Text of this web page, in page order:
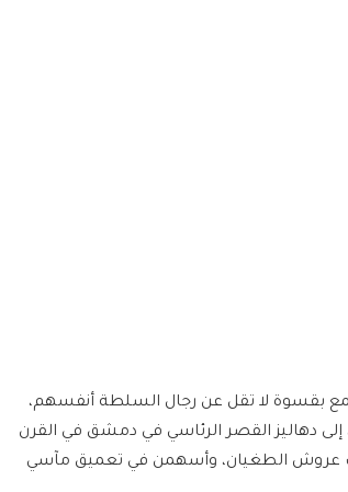
بقسوة لا تقل عن رجال السلطة أنفسهم،
دهاليز القصر الرئاسي في دمشق في القرن
عروش الطغيان، وأسهمن في تعميق مآسي